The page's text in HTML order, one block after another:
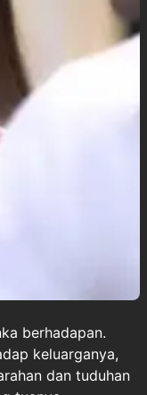
berhadapan.
keluarganya,
dan tuduhan